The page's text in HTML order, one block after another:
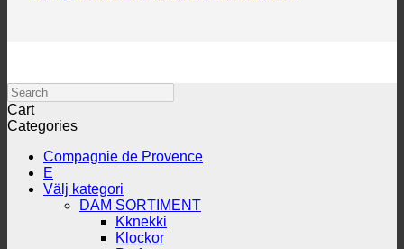
Search
Cart
Categories
Compagnie de Provence
E
Välj kategori
DAM SORTIMENT
Kknekki
Klockor